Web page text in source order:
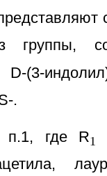
группы,
(3-
.
п.1, где R1